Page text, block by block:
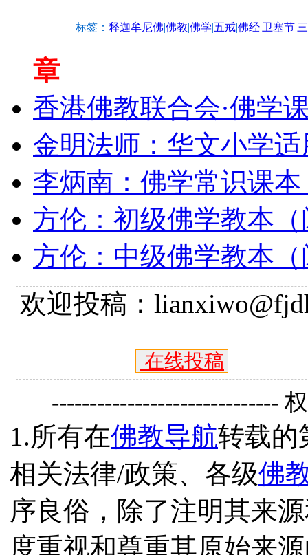
标签： 释迦牟尼佛|佛教|佛学|五戒|佛经|卫塞节|
章
香港佛教联合会·佛学
金明法师：华文小学
李炳南：佛学常识课
方伦：初级佛学教本
方伦：中级佛学教本
欢迎投稿：
在线投稿
------------------------------
1.所有在佛教导航转载的
相关法律/政策、各级佛
序良俗，除了注明其来
度重视和尊重其原始来